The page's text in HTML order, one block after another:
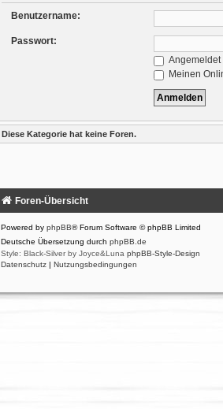
Benutzername:
Passwort:
Angemeldet
Meinen
Diese Kategorie hat keine Foren.
Foren-Übersicht
Powered by phpBB® Forum Software © phpBB Limited
Deutsche Übersetzung durch phpBB.de
Style: Black-Silver by Joyce&Luna phpBB-Style-Design
Datenschutz | Nutzungsbedingungen